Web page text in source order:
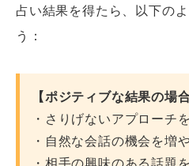
占い結果を得たら、以下の
う：
【ポジティブな結果の場合
・さりげないアプローチ
・自然な会話の機会を増